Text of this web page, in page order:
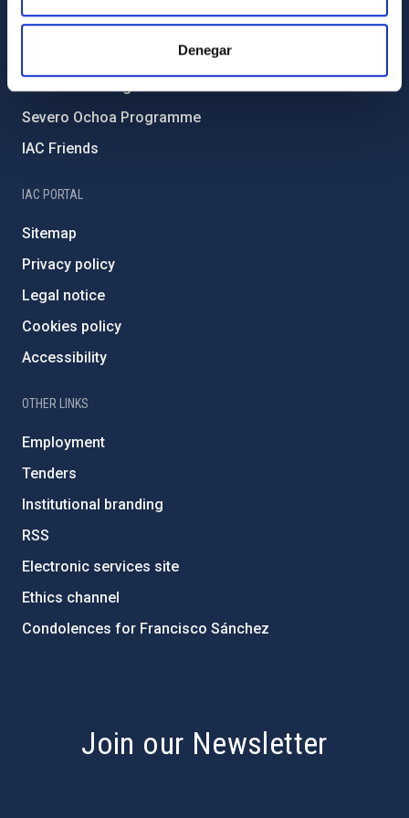
Denegar
Forever IAC
External funding
Severo Ochoa Programme
IAC Friends
IAC PORTAL
Sitemap
Privacy policy
Legal notice
Cookies policy
Accessibility
OTHER LINKS
Employment
Tenders
Institutional branding
RSS
Electronic services site
Ethics channel
Condolences for Francisco Sánchez
Join our Newsletter